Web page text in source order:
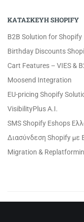
ΚΑΤΑΣΚΕΥΗ SHOPIFY
B2B Solution for Shopify
Birthday Discounts
Cart Features – VIES &
Moosend Integration
EU-pricing Shopify
VisibilityPlus A.I.
SMS Shopify Eshops
Διασύνδεση Shopify με
Migration &